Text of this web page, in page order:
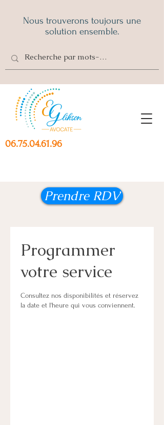
06.75.04.61.96
Nous trouverons toujours une
solution ensemble.
Prendre RDV
Programmer
votre service
Consultez nos disponibilités et réservez
la date et l'heure qui vous conviennent.